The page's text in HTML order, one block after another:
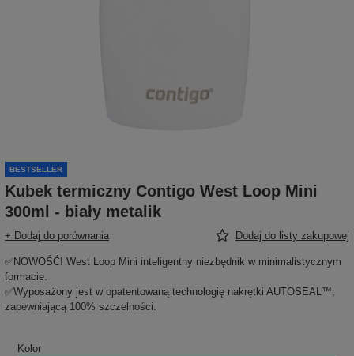
BESTSELLER
Kubek termiczny Contigo West Loop Mini
300ml - biały metalik
+ Dodaj do porównania Dodaj do listy zakupowej
✅NOWOŚĆ! West Loop Mini inteligentny niezbędnik w minimalistycznym
formacie.
✅Wyposażony jest w opatentowaną technologię nakrętki AUTOSEAL™,
zapewniającą 100% szczelności.
Kolor